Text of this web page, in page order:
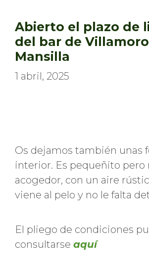
Abierto el plazo de
del bar de
Mansilla
1 abril, 2025
Os dejamos también unas
interior. Es pequeñito pero
acogedor, con un aire
viene al pelo y no le falta
El pliego de condiciones
consultarse aquí